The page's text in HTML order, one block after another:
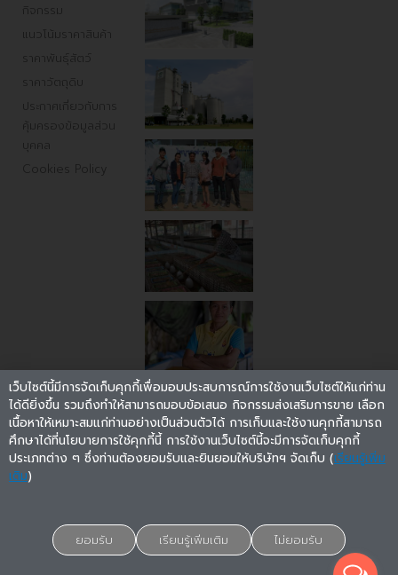
กิจกรรม
แนวโน้มราคาสินค้า
ราคาพันธ์ุสัตว์
ราคาวัตถุดิบ
ประกาศเกี่ยวกับการ
คุ้มครองข้อมูลส่วน
บุคคล
Cookies Policy
เว็บไซต์นี้มีการจัดเก็บคุกกี้เพื่อมอบประสบการณ์การใช้งานเว็บไซต์ให้แก่ท่าน
ได้ดียิ่งขึ้น รวมถึงทำให้สามารถมอบข้อเสนอ กิจกรรมส่งเสริมการขาย เลือก
เนื้อหาให้เหมาะสมแก่ท่านอย่างเป็นส่วนตัวได้ การเก็บและใช้งานคุกกี้สามารถ
ศึกษาได้ที่นโยบายการใช้คุกกี้นี้ การใช้งานเว็บไซต์นี้จะมีการจัดเก็บคุกกี้
ประเภทต่าง ๆ ซึ่งท่านต้องยอมรับและยินยอมให้บริษัทฯ จัดเก็บ (เรียนรู้เพิ่ม
เติม)
ยอมรับ เรียนรู้เพิ่มเติม ไม่ยอมรับ